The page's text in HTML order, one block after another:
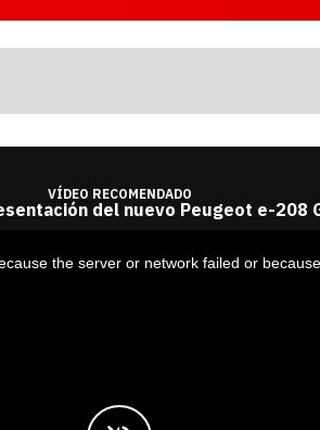
VÍDEO RECOMENDADO
del nuevo Peugeot e-208
the server or network failed or